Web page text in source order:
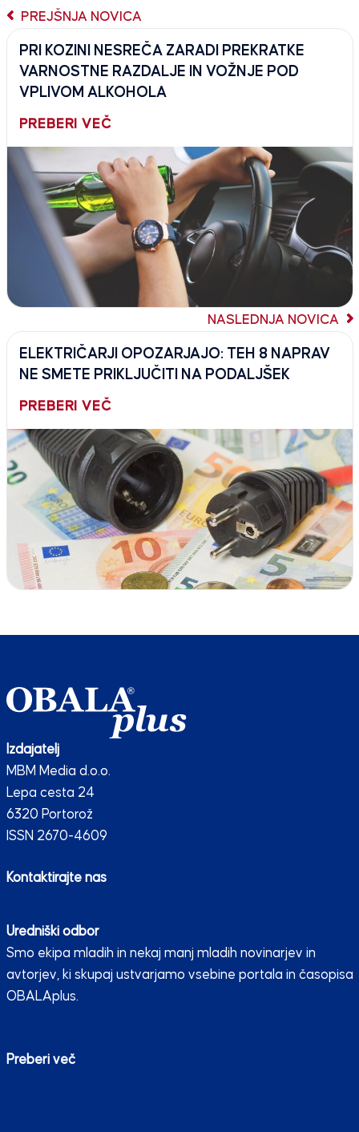
PREJŠNJA NOVICA
PRI KOZINI NESREČA ZARADI PREKRATKE
VARNOSTNE RAZDALJE IN VOŽNJE POD
VPLIVOM ALKOHOLA
PREBERI VEČ
NASLEDNJA NOVICA
ELEKTRIČARJI OPOZARJAJO: TEH 8 NAPRAV
NE SMETE PRIKLJUČITI NA PODALJŠEK
PREBERI VEČ
Izdajatelj
MBM Media d.o.o.
Lepa cesta 24
6320 Portorož
ISSN 2670-4609
Kontaktirajte nas
Uredniški odbor
Smo ekipa mladih in nekaj manj mladih novinarjev in
avtorjev, ki skupaj ustvarjamo vsebine portala in časopisa
OBALAplus.
Preberi več